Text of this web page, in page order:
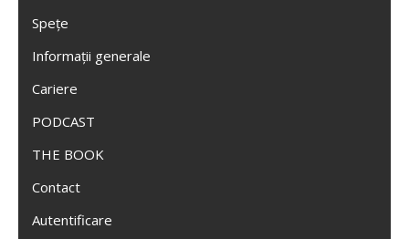
Spețe
Informații generale
Cariere
PODCAST
THE BOOK
Contact
Autentificare